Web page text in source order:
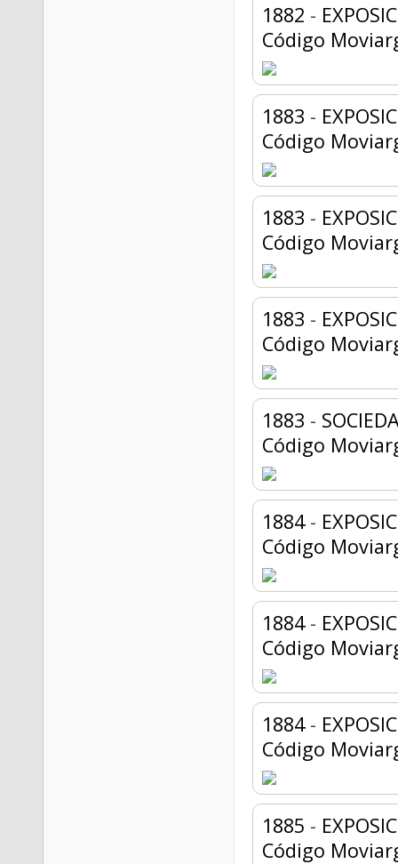
1882 -
Código
1883 -
Código
1883 -
Código
1883 -
Código
1883 -
Código
1884-
Código
1884-
Código
1884-
Código
1885 -
Código